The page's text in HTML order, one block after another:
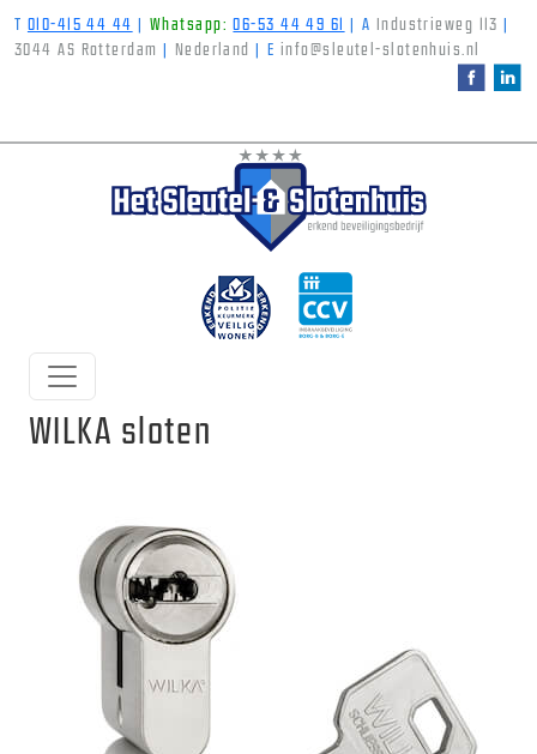
010-415 44 44 Whatsapp: 06-53 44 49 61 A Industrieweg 113
3044 AS Rotterdam
Nederland E info@sleutel-slotenhuis.nl
WILKA sloten